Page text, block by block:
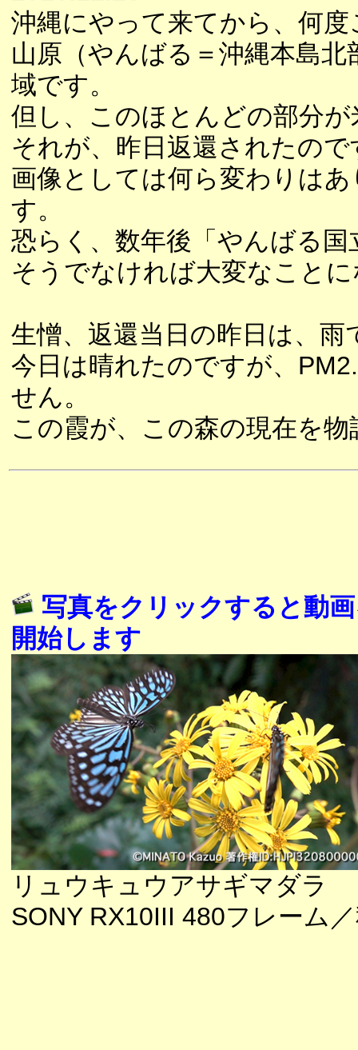
沖縄にやって来てから、何
山原（やんばる＝沖縄本島
域です。
但し、このほとんどの部分
それが、昨日返還されたので
画像としては何ら変わりは
す。
恐らく、数年後「やんばる
そうでなければ大変なこと
生憎、返還当日の昨日は、
今日は晴れたのですが、
せん。
この霞が、この森の現在を
写真をクリックすると動
開始します
リュウキュウアサギマダラ
SONY RX10III 480フレーム